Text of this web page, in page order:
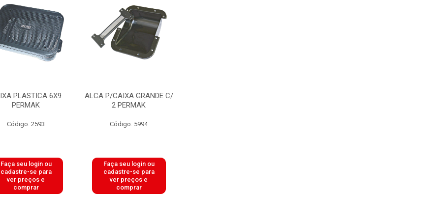
PLASTICA 6X9
PERMAK
Código: 2593
Faça seu login ou
cadastre-se para
ver preços e
comprar
ALCA P/CAIXA GRANDE C/
2 PERMAK
Código: 5994
Faça seu login ou
cadastre-se para
ver preços e
comprar